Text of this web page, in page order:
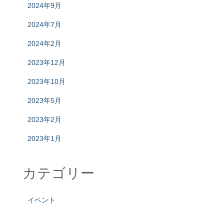
2024年9月
2024年7月
2024年2月
2023年12月
2023年10月
2023年5月
2023年2月
2023年1月
カテゴリー
イベント